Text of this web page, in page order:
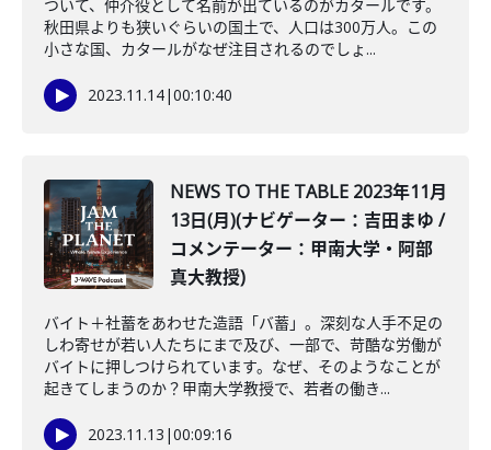
ついて、仲介役として名前が出ているのがカタールです。
秋田県よりも狭いぐらいの国土で、人口は300万人。この
小さな国、カタールがなぜ注目されるのでしょ...
2023.11.14|00:10:40
NEWS TO THE TABLE 2023年11月
13日(月)(ナビゲーター：吉田まゆ /
コメンテーター：甲南大学・阿部
真大教授)
バイト＋社蓄をあわせた造語「バ蓄」。深刻な人手不足の
しわ寄せが若い人たちにまで及び、一部で、苛酷な労働が
バイトに押しつけられています。なぜ、そのようなことが
起きてしまうのか？甲南大学教授で、若者の働き...
2023.11.13 |00:09:16